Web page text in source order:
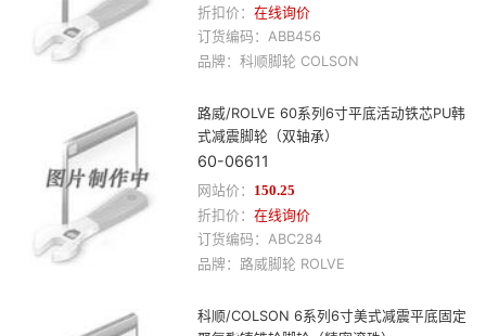
折扣价： 在线询价
订货编码： ABB456
品牌： 科顺脚轮 COLSON
路威/ROLVE 60系列6寸平底活动铁芯PU韩
式减震脚轮（双轴承）
60-06611
网站价： 150.25
折扣价： 在线询价
订货编码： ABC284
品牌： 路威脚轮 ROLVE
科顺/COLSON 6系列6寸美式减震平底固定